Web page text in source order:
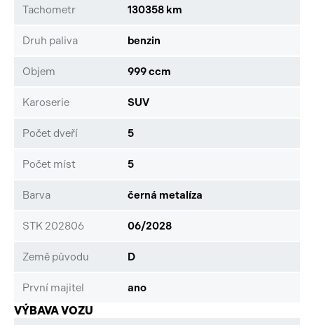
Tachometr 130358 km
Druh paliva benzin
Objem 999 ccm
Karoserie SUV
Počet dveří 5
Počet míst 5
Barva černá metalíza
STK 202806 06/2028
Země původu D
První majitel ano
VÝBAVA VOZU